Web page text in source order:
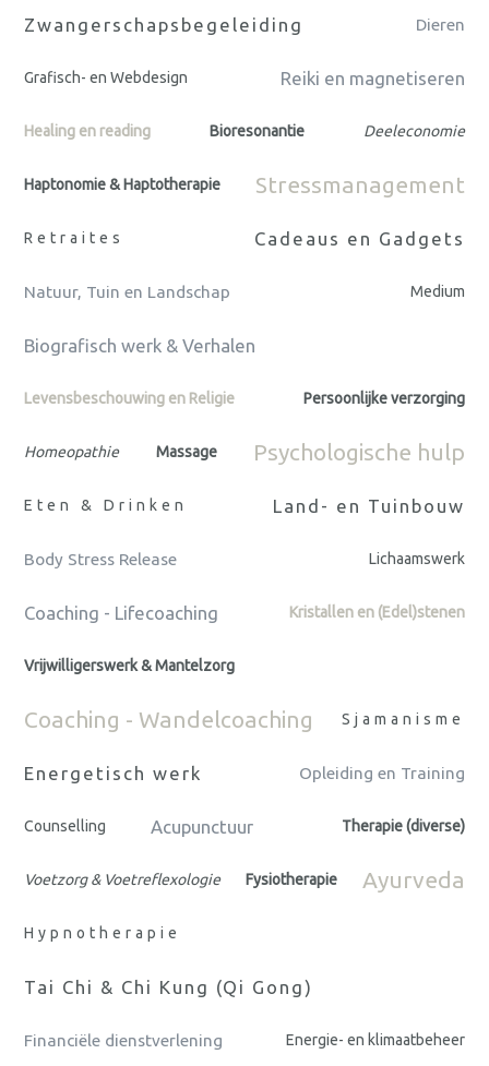
Zwangerschapsbegeleiding Dieren
Grafisch- en Webdesign Reiki en magnetiseren
Healing en reading Bioresonantie Deeleconomie
Haptonomie & Haptotherapie Stressmanagement
Retraites Cadeaus en Gadgets
Natuur, Tuin en Landschap Medium
Biografisch werk & Verhalen
Levensbeschouwing en Religie Persoonlijke verzorging
Homeopathie Massage Psychologische hulp
Eten & Drinken Land- en Tuinbouw
Body Stress Release Lichaamswerk
Coaching - Lifecoaching Kristallen en (Edel)stenen
Vrijwilligerswerk & Mantelzorg
Coaching - Wandelcoaching Sjamanisme
Energetisch werk Opleiding en Training
Counselling Acupunctuur Therapie (diverse)
Voetzorg & Voetreflexologie Fysiotherapie Ayurveda
Hypnotherapie
Tai Chi & Chi Kung (Qi Gong)
Financiële dienstverlening Energie- en klimaatbeheer